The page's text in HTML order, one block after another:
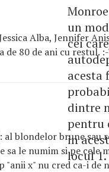
un
cei
acesta
dintre
pentru
in
locul 1.
Alba, Jennifer
de 80 de ani cu restul.
blondelor brune sau
le numim si pe cele
x" nu cred ca-i de